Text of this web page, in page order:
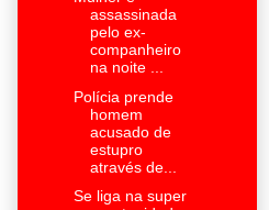
assassinada
pelo ex-
companheiro
na noite ...
Polícia prende
homem
acusado de
estupro
através de...
Se liga na super